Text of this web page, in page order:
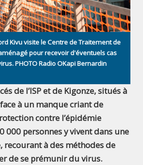
Kivu visite le Centre de Traitement de
pour recevoir d'éventuels cas
PHOTO Radio OKapi Bernardin
de l’ISP et de Kigonze, situés à
à un manque criant de
contre l’épidémie
000 personnes y vivent dans une
recourant à des méthodes de
de se prémunir du virus.